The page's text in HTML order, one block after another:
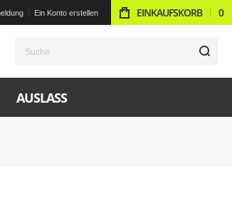
Ein Konto erstellen EINKAUFSKORB 0
AUSLASS